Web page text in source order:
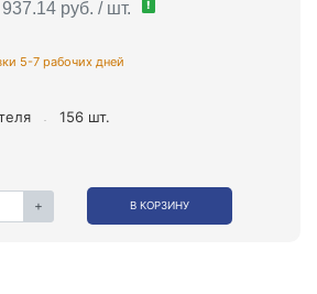
937.14 руб. / шт. !
5-7 рабочих дней
156 шт.
+ В КОРЗИНУ